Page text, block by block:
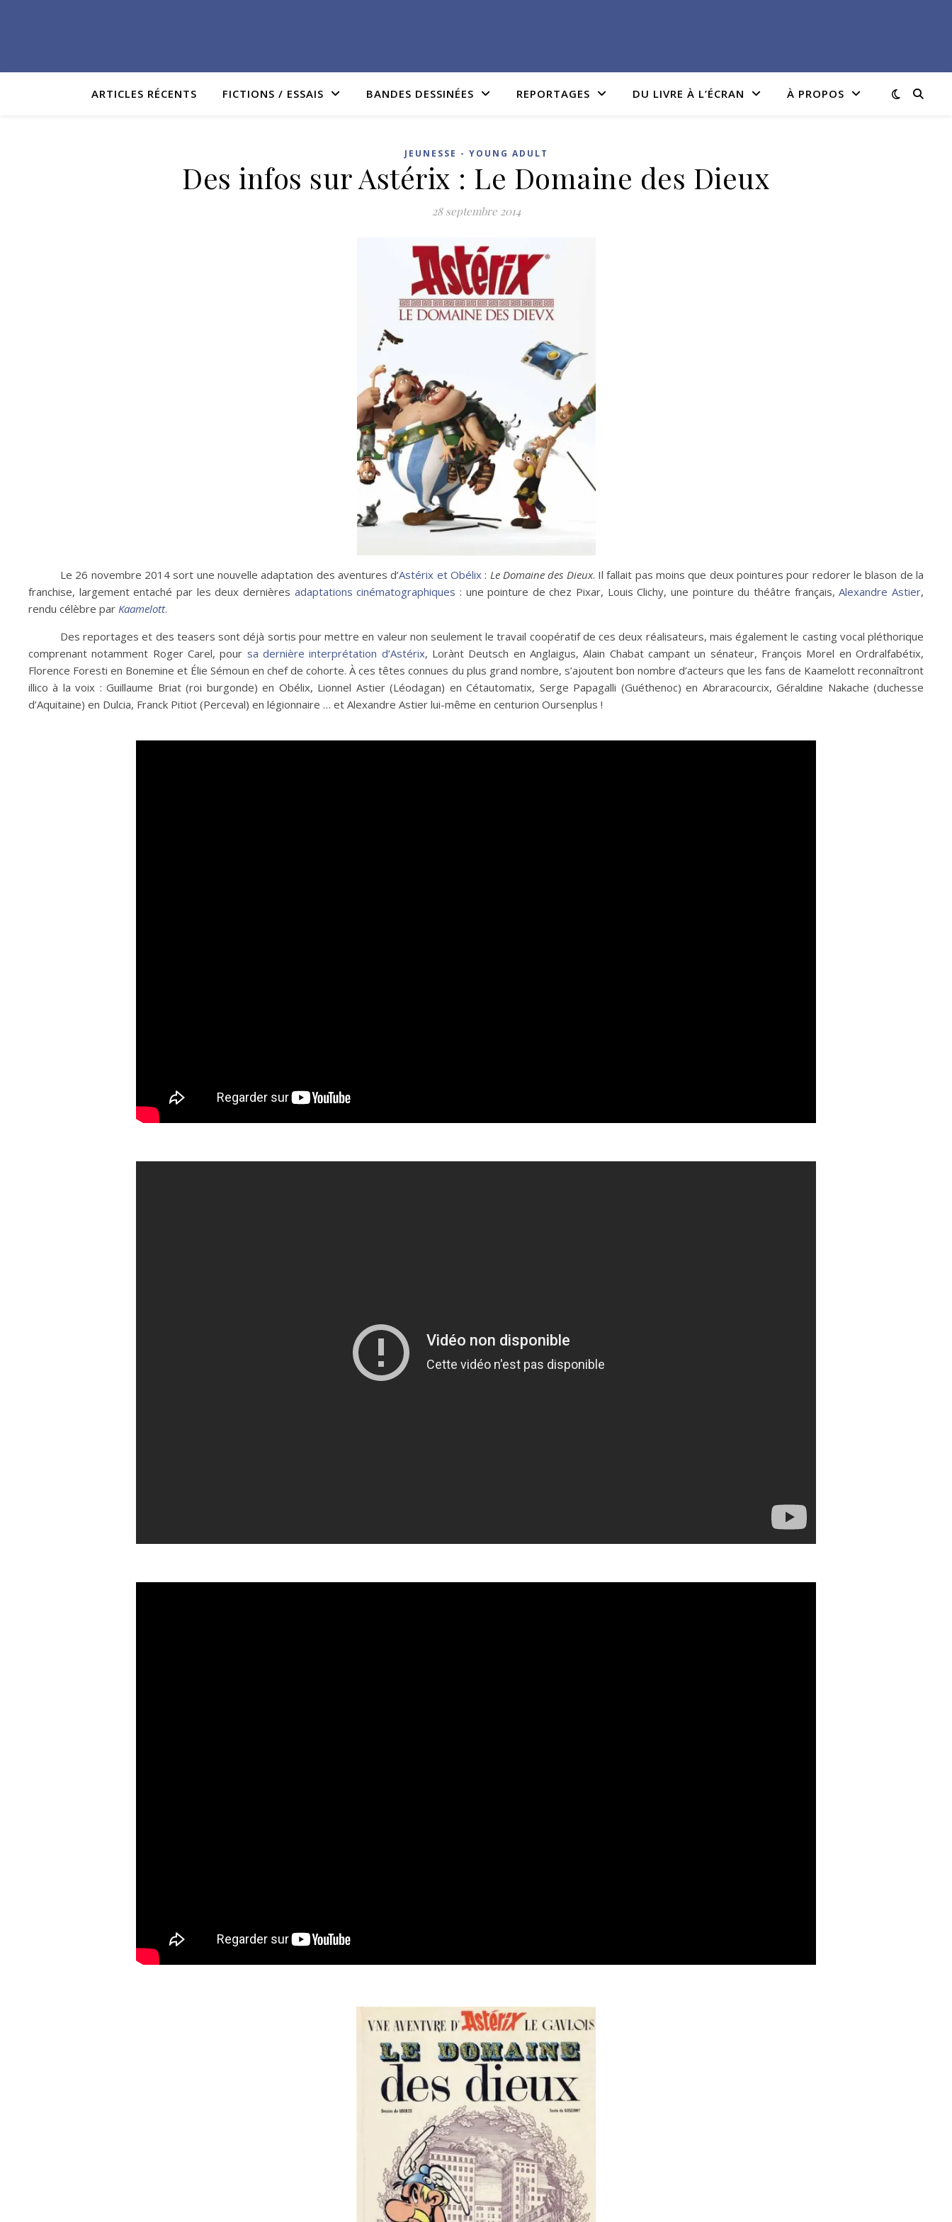
ARTICLES RÉCENTS FICTIONS / ESSAIS BANDES DESSINÉES REPORTAGES DU LIVRE À L’ÉCRAN À PROPOS
JEUNESSE - YOUNG ADULT
Des infos sur Astérix : Le Domaine des Dieux
28 septembre 2014
Le 26 novembre 2014 sort une nouvelle adaptation des aventures d’Astérix et Obélix : Le Domaine des Dieux. Il fallait pas moins que deux pointures pour redorer le blason de la
franchise, largement entaché par les deux dernières adaptations cinématographiques : une pointure de chez Pixar, Louis Clichy, une pointure du théâtre français,Alexandre Astier,
rendu célèbre par Kaamelott.
Des reportages et des teasers sont déjà sortis pour mettre en valeur non seulement le travail coopératif de ces deux réalisateurs, mais également le casting vocal pléthorique
comprenant notamment Roger Carel, pour sa dernière interprétation d’Astérix, Lorànt Deutsch en Anglaigus, Alain Chabat campant un sénateur, François Morel en Ordralfabétix,
Florence Foresti en Bonemine et Élie Sémoun en chef de cohorte. À ces têtes connues du plus grand nombre, s’ajoutent bon nombre d’acteurs que les fans de Kaamelott reconnaîtront
illico à la voix : Guillaume Briat (roi burgonde) en Obélix, Lionnel Astier (Léodagan) en Cétautomatix, Serge Papagalli (Guéthenoc) en Abraracourcix, Géraldine Nakache (duchesse
d’Aquitaine) en Dulcia, Franck Pitiot (Perceval) en légionnaire … et Alexandre Astier lui-même en centurion Oursenplus !